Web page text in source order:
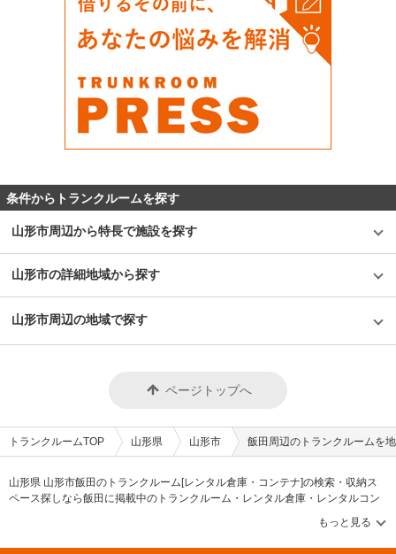
条件からトランクルームを探す
山形市周辺から特長で施設を探す
山形市の詳細地域から探す
山形市周辺の地域で探す
ページトップへ
トランクルームTOP 山形県 山形市 飯田周辺のトランクルームを
山形県 山形市飯田のトランクルーム[レンタル倉庫・コンテナ]の検索・収納ス
ペース探しなら飯田に掲載中のトランクルーム・レンタル倉庫・レンタルコン
ュリティ・空調完備・24時間出し入れ可能などの希望条件で絞込み！豊富な物
件数から様々な方法でご希望の収納スペースを簡単に探せるトランクルーム情